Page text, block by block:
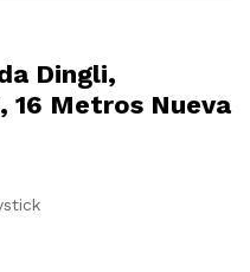
Dingli,
16 Metros Nueva